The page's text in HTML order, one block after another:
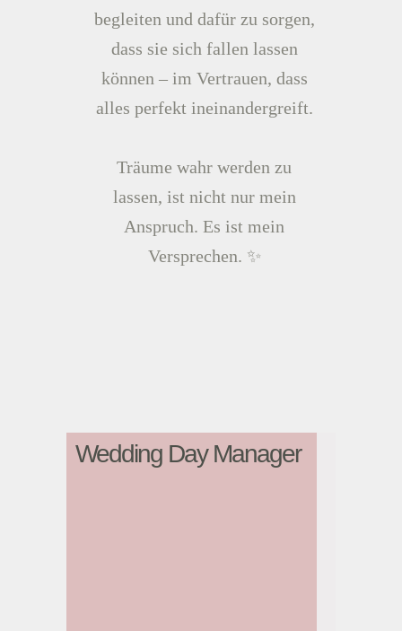
begleiten und dafür zu sorgen,
dass sie sich fallen lassen
können – im Vertrauen, dass
alles perfekt ineinandergreift.
Träume wahr werden zu
lassen, ist nicht nur mein
Anspruch. Es ist mein
Versprechen. ✨
Wedding Day Manager